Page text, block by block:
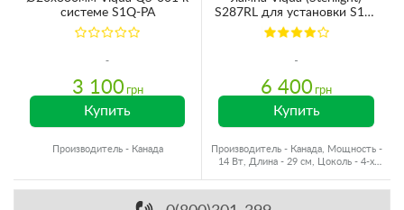
системе S1Q-PA
3 100 грн
Купить
Производитель - Канада
S287RL для установки S1Q-
PA, SSM-14, SC2.5
6 400 грн
Купить
Производитель - Канада, Мощность -
14 Вт, Длина - 29 см, Цоколь - 4-х